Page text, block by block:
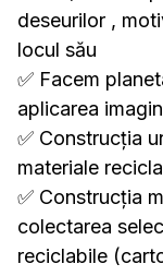
deseurilor ,
locul său
✅ Facem
aplicarea
✅ Construcția
materiale
✅ Construcția
colectarea
reciclabile